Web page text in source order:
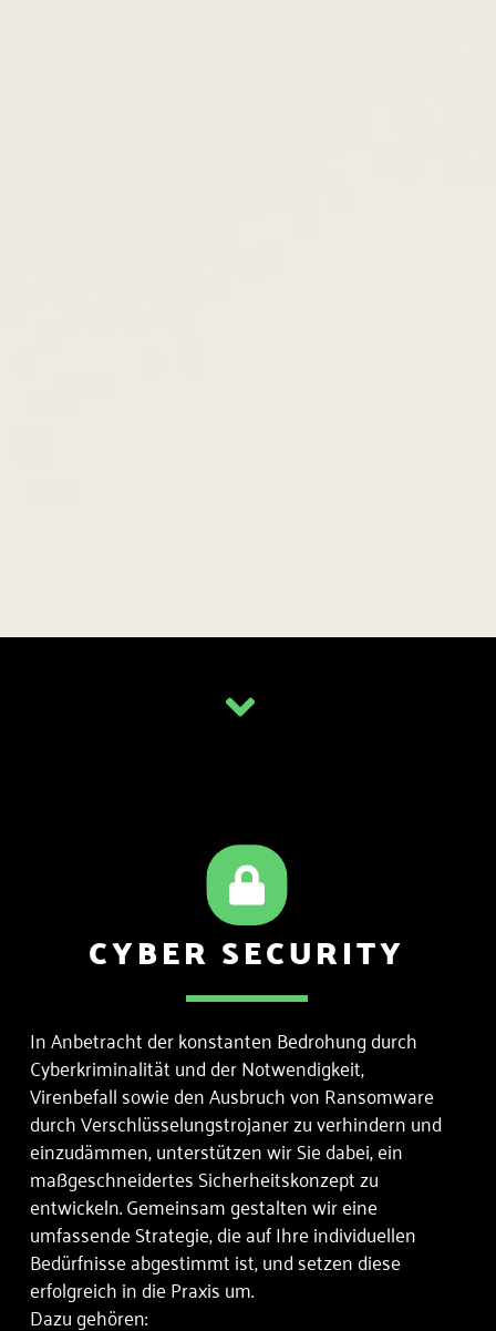
CYBER SECURITY
In Anbetracht der konstanten Bedrohung durch
Cyberkriminalität und der Notwendigkeit,
Virenbefall sowie den Ausbruch von Ransomware
durch Verschlüsselungstrojaner zu verhindern und
einzudämmen, unterstützen wir Sie dabei, ein
maßgeschneidertes Sicherheitskonzept zu
entwickeln. Gemeinsam gestalten wir eine
umfassende Strategie, die auf Ihre individuellen
Bedürfnisse abgestimmt ist, und setzen diese
erfolgreich in die Praxis um.
Dazu gehören: